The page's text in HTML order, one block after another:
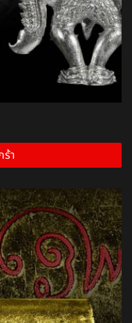
ร้า